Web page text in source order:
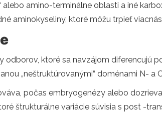
alebo amino-terminálne oblasti a iné
aminokyseliny, ktoré môžu trpieť
odborov, ktoré sa navzájom diferencujú
„neštruktúrovanými“ doménami N-
počas embryogenézy alebo
štrukturálne variácie súvisia s post -